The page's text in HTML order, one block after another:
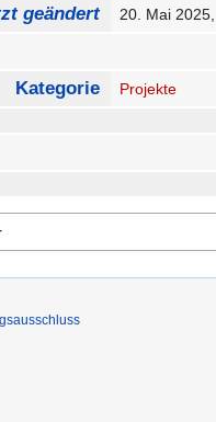
geändert 20. Mai
Kategorie Projekte